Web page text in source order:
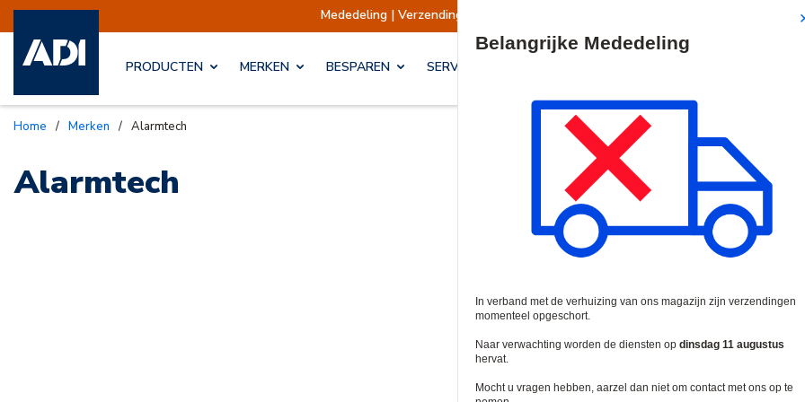
Mededeling | Verzendingen opgeschort Verzendingen
PRODUCTEN MERKEN BESPAREN SERVICES & OPLOSSINGEN
Home / Merken / Alarmtech
Alarmtech